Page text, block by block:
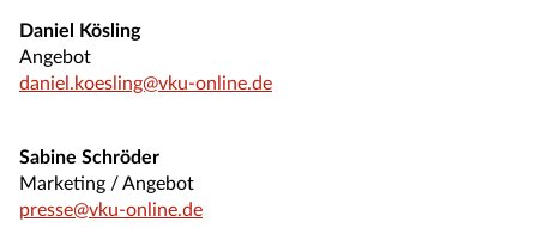
Daniel Kösling
Angebot
daniel.koesling@vku-online.de
Sabine Schröder
Marketing / Angebot
presse@vku-online.de